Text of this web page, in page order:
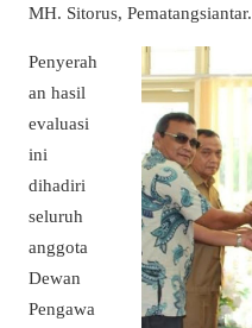
MH. Sitorus, Pematangsiantar.
Penyerah
an hasil
evaluasi
ini
dihadiri
seluruh
anggota
Dewan
Pengawa